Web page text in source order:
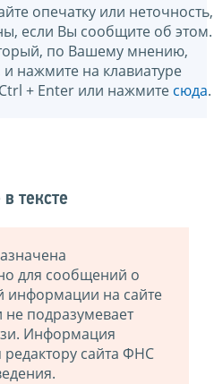
опечатку или неточность,
если Вы сообщите об этом.
по Вашему мнению,
нажмите на клавиатуре
+ Enter или нажмите сюда.
тексте
для сообщений о
информации на сайте
подразумевает
Информация
редактору сайта ФНС